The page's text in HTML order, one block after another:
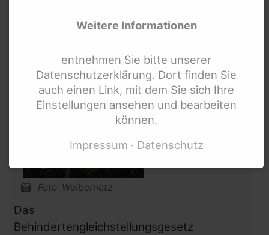
Internationale Links
Foto: Weibernetz
Das
Behindertengleichstellungsgesetz
Weitere Informationen
entnehmen Sie bitte unserer
Datenschutzerklärung. Dort finden Sie
auch einen Link, mit dem Sie sich Ihre
Einstellungen ansehen und bearbeiten
können.
Impressum
Datenschutz